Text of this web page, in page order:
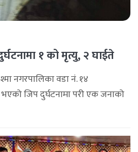
१ को मृत्यु, २ घाईते
नगरपालिका वडा नं. १४
भएको जिप दुर्घटनामा परी एक जनाको
कार्यालय पर्वतका सूचना अधिकारी